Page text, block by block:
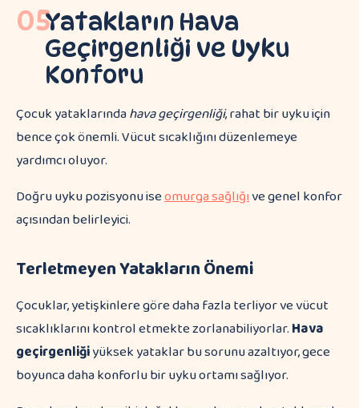
05Yatakların Hava
Geçirgenliği ve Uyku
Konforu
Çocuk yataklarındahava geçirgenliği, rahat bir uyku için
bence çok önemli. Vücut sıcaklığını düzenlemeye
yardımcı oluyor.
Doğru uyku pozisyonu iseomurga sağlığıve genel konfor
açısından belirleyici.
Terletmeyen Yatakların Önemi
Çocuklar, yetişkinlere göre daha fazla terliyor ve vücut
sıcaklıklarını kontrol etmekte zorlanabiliyorlar.Hava
geçirgenliğiyüksek yataklar bu sorunu azaltıyor, gece
boyunca daha konforlu bir uyku ortamı sağlıyor.